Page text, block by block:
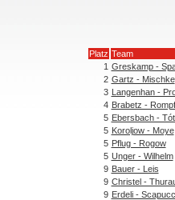
Platz Team
1 Greskamp -
2 Gartz - Mischke
3 Langenhan -
4 Brabetz - Rompf
5 Ebersbach -
5 Koroljow - Moye
5 Pflug - Rogow
5 Unger - Wilhelm
9 Bauer - Leis
9 Christel -
9 Erdeli -